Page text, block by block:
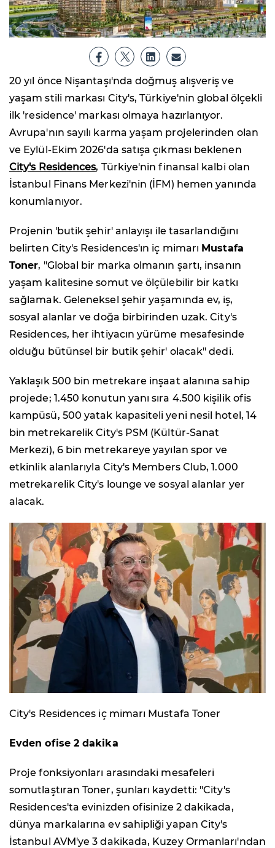
20 yıl önce Nişantaşı'nda doğmuş alışveriş ve
yaşam stili markası City's, Türkiye'nin global ölçekli
ilk 'residence' markası olmaya hazırlanıyor.
Avrupa'nın sayılı karma yaşam projelerinden olan
ve Eylül-Ekim 2026'da satışa çıkması beklenen
City's Residences, Türkiye'nin finansal kalbi olan
İstanbul Finans Merkezi'nin (İFM) hemen yanında
konumlanıyor.
Projenin 'butik şehir' anlayışı ile tasarlandığını
belirten City's Residences'ın iç mimarı Mustafa
Toner, "Global bir marka olmanın şartı, insanın
yaşam kalitesine somut ve ölçülebilir bir katkı
sağlamak. Geleneksel şehir yaşamında ev, iş,
sosyal alanlar ve doğa birbirinden uzak. City's
Residences, her ihtiyacın yürüme mesafesinde
olduğu bütünsel bir butik şehir' olacak" dedi.
Yaklaşık 500 bin metrekare inşaat alanına sahip
projede; 1.450 konutun yanı sıra 4.500 kişilik ofis
kampüsü, 500 yatak kapasiteli yeni nesil hotel, 14
bin metrekarelik City's PSM (Kültür-Sanat
Merkezi), 6 bin metrekareye yayılan spor ve
etkinlik alanlarıyla City's Members Club, 1.000
metrekarelik City's lounge ve sosyal alanlar yer
alacak.
City's Residences iç mimarı Mustafa Toner
Evden ofise 2 dakika
Proje fonksiyonları arasındaki mesafeleri
somutlaştıran Toner, şunları kaydetti: "City's
Residences'ta evinizden ofisinize 2 dakikada,
dünya markalarına ev sahipliği yapan City's
İstanbul AVM'ye 3 dakikada, Kuzey Ormanları'ndan